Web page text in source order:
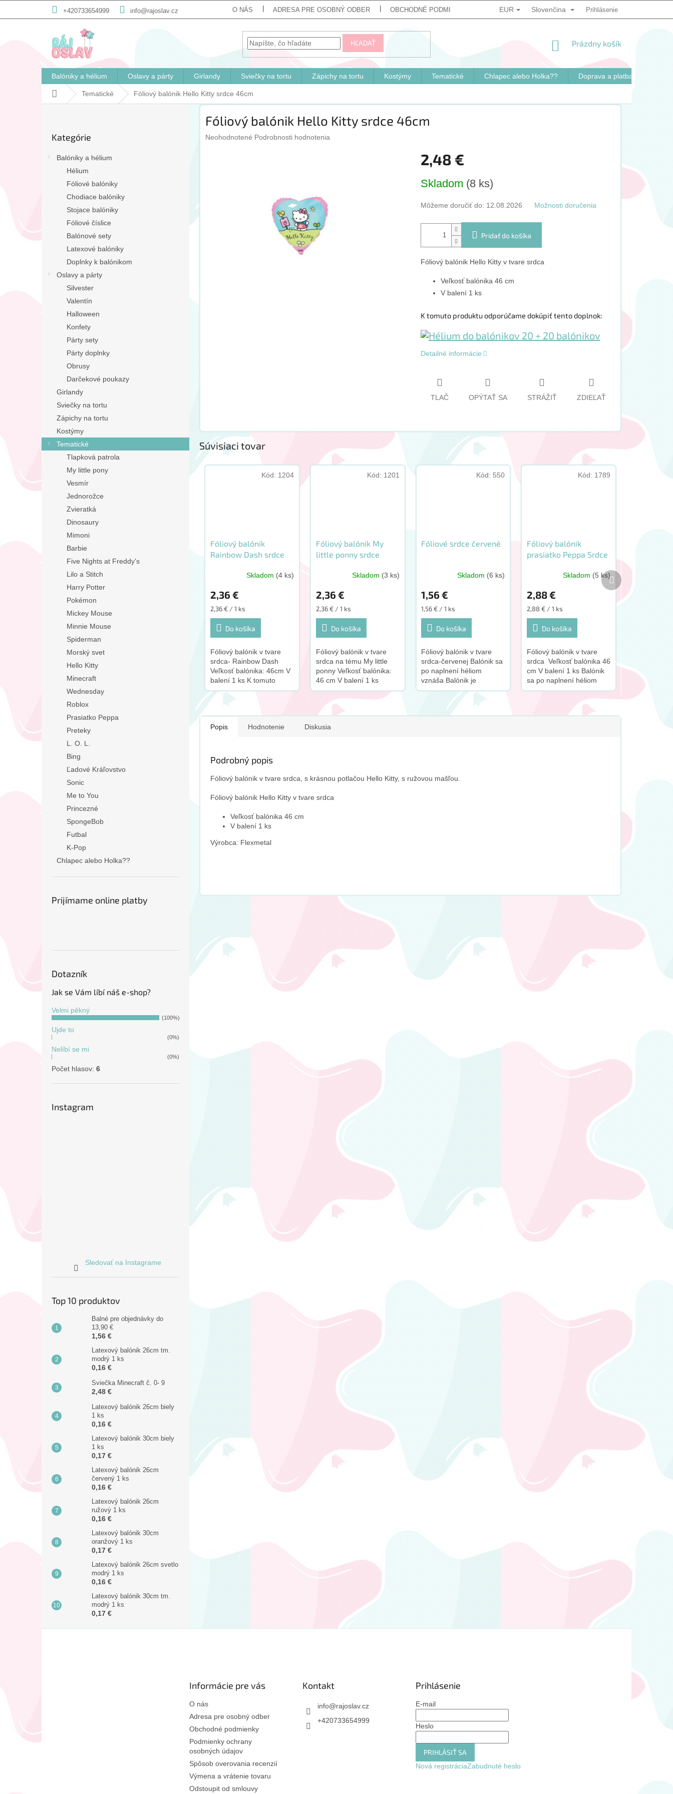
+420733654999 info@rajoslav.cz O NÁS ADRESA PRE OSOBNÝ ODBER OBCHODNÉ PODMIENKY PODMIENKY OCHRANY OSOBNÝCH ÚDAJOV
EUR Slovenčina Prihlásenie
HĽADAŤ
NÁKUPNÝ
Prázdny košík
Balóniky a hélium Oslavy a párty Girlandy Sviečky na tortu Zápichy na tortu Kostýmy Tematické Chlapec alebo Holka?? Doprava a platba
DomovTematické Fóliový balónik Hello Kitty srdce 46cm
kategórie
Kategórie
Balóniky a hélium
Hélium
Fóliové balóniky
Chodiace balóniky
Stojace balóniky
Fóliové číslice
Balónové sety
Latexové balóniky
Doplnky k balónikom
Oslavy a párty
Silvester
Valentín
Halloween
Konfety
Párty sety
Párty doplnky
Obrusy
Darčekové poukazy
Girlandy
Sviečky na tortu
Zápichy na tortu
Kostýmy
Tematické
Tlapková patrola
My little pony
Vesmír
Jednorožce
Zvieratká
Dinosaury
Mimoni
Barbie
Five Nights at Freddy's
Lilo a Stitch
Harry Potter
Pokémon
Mickey Mouse
Minnie Mouse
Spiderman
Morský svet
Hello Kitty
Minecraft
Wednesday
Roblox
Prasiatko Peppa
Preteky
L. O. L.
Bing
Ľadové Kráľovstvo
Sonic
Me to You
Princezné
SpongeBob
Futbal
K-Pop
Chlapec alebo Holka??
Prijímame online platby
Dotazník
Jak se Vám líbí náš e-shop?
Velmi pěkný
(100%)
Ujde to
(0%)
Nelíbí se mi
(0%)
Počet hlasov: 6
Instagram
Sledovať na Instagrame
Top 10 produktov
Balné pre objednávky do
13,90 €
1,56 €
Latexový balónik 26cm tm.
modrý 1 ks
0,16 €
Sviečka Minecraft č. 0- 9
2,48 €
Latexový balónik 26cm biely
1 ks
0,16 €
Latexový balónik 30cm biely
1 ks
0,17 €
Latexový balónik 26cm
červený 1 ks
0,16 €
Latexový balónik 26cm
ružový 1 ks
0,16 €
Latexový balónik 30cm
oranžový 1 ks
0,17 €
Latexový balónik 26cm svetlo
modrý 1 ks
0,16 €
Latexový balónik 30cm tm.
modrý 1 ks
0,17 €
Fóliový balónik Hello Kitty srdce 46cm
Priemerné
Neohodnotené Podrobnosti hodnotenia
2,48 €
cena:
Skladom (8 ks)
Môžeme doručiť do: 12.08.2026 Možnosti doručenia
Pridať do košíka
Fóliový balónik Hello Kitty v tvare srdca
Veľkosť balónika 46 cm
V balení 1 ks
K tomuto produktu odporúčame dokúpiť tento doplnok:
Detailné informácie
TLAČ OPÝTAŤ SA STRÁŽIŤ ZDIEĽAŤ
Súvisiaci tovar
Fóliový balónik
Rainbow Dash srdce
Skladom (4 ks)
2,36 €
Jednotková
cena:
2,36 € / 1 ks
Do košíka
Fóliový balónik v tvare
srdca- Rainbow Dash
Veľkosť balónika: 46cm V
balení 1 ks K tomuto
produktu odporúčame
dokúpiť tento doplnok:
Kód: 1204
Fóliový balónik My
little ponny srdce
Skladom (3 ks)
2,36 €
Jednotková
cena:
2,36 € / 1 ks
Do košíka
Fóliový balónik v tvare
srdca na tému My little
ponny Veľkosť balónika:
46 cm V balení 1 ks
Balónik je bez obalu K
tomuto produktu
odporúčame dokúpiť tento
doplnok:
Kód: 1201
Fóliové srdce červené
Skladom (6 ks)
1,56 €
Jednotková
cena:
1,56 € / 1 ks
Do košíka
Fóliový balónik v tvare
srdca-červenej Balónik sa
po naplnení héliom
vznáša Balónik je
dodávaný so slamkou
Veľkosť balónika: 46cm K
tomuto produktu
odporúčame dokúpiť
Kód: 550
Fóliový balónik
prasiatko Peppa Srdce
Skladom (5 ks)
2,88 €
Jednotková
cena:
2,88 € / 1 ks
Do košíka
Fóliový balónik v tvare
srdca Veľkosť balónika 46
cm V balení 1 ks Balónik
sa po naplnení héliom
vznáša Výrobca Grabo
Kód: 1789
Ďalší
produkt
Popis Hodnotenie Diskusia
Podrobný popis
Fóliový balónik v tvare srdca, s krásnou potlačou Hello Kitty, s ružovou mašľou.
Fóliový balónik Hello Kitty v tvare srdca
Veľkosť balónika 46 cm
V balení 1 ks
Výrobca: Flexmetal
Informácie pre vás
O nás
Adresa pre osobný odber
Obchodné podmienky
Podmienky ochrany
osobných údajov
Spôsob overovania recenzií
Výmena a vrátenie tovaru
Odstoupit od smlouvy
Kontakt
info@rajoslav.cz
+420733654999
Prihlásenie
E-mail
Heslo
PRIHLÁSIŤ SA
Nová registráciaZabudnuté heslo